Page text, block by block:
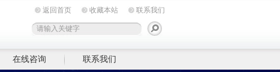
返回首页 收藏本站 联系我们
在线咨询 联系我们